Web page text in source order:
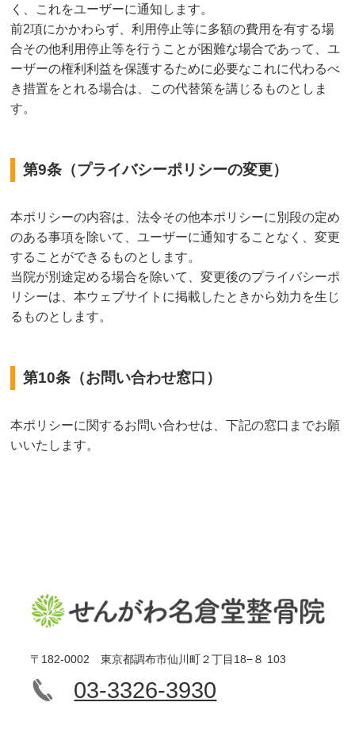
く、これをユーザーに通知します。
前2項にかかわらず、利用停止等に多額の費用を有する場
合その他利用停止等を行うことが困難な場合であって、ユ
ーザーの権利利益を保護するために必要なこれに代わるべ
き措置をとれる場合は、この代替策を講じるものとしま
す。
第9条（プライバシーポリシーの変更）
本ポリシーの内容は、法令その他本ポリシーに別段の定め
のある事項を除いて、ユーザーに通知することなく、変更
することができるものとします。
当院が別途定める場合を除いて、変更後のプライバシーポ
リシーは、本ウェブサイトに掲載したときから効力を生じ
るものとします。
第10条（お問い合わせ窓口）
本ポリシーに関するお問い合わせは、下記の窓口までお願
いいたします。
〒182-0002 東京都調布市仙川町２丁目18−８ 103
03-3326-3930